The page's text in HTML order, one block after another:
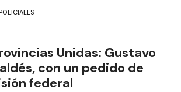
Unidas: Gustavo
con un pedido de
federal